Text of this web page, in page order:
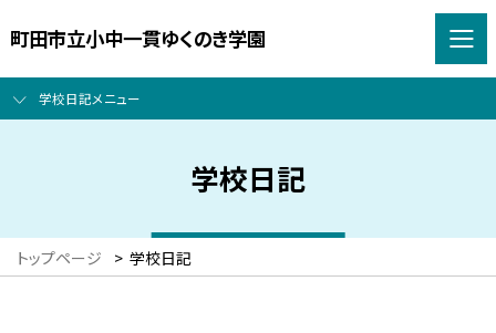
町田市立小中一貫ゆくのき学園
学校日記メニュー
学校日記
トップページ > 学校日記